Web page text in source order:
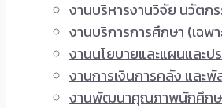
งานบริหารงานวิจัย นวัตก
งานบริการการศึกษา (เฉพ
งานนโยบายและแผนและ
งานการเงินการคลัง และ
งานพัฒนาคุณภาพนักศึก